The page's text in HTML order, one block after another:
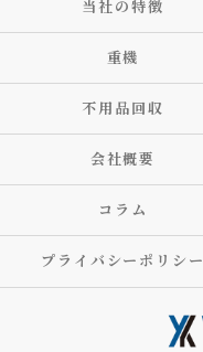
当社の特徴
重機
不用品回収
会社概要
コラム
プライバシーポリシー